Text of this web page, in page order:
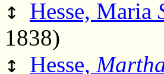
↕ Hesse, Maria
1838)
↕ Hesse,